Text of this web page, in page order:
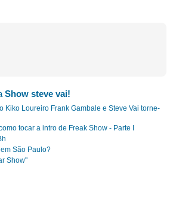
Show steve vai!
Kiko Loureiro Frank Gambale e Steve Vai torne-
tocar a intro de Freak Show - Parte I
São Paulo?
Show"